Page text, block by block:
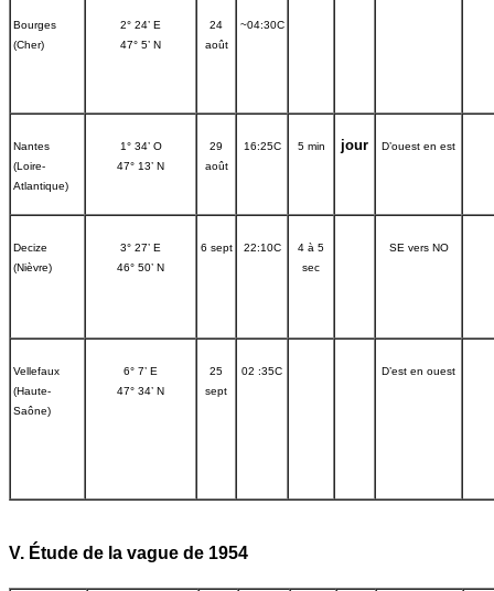
Bourges
(Cher)
2° 24’ E
47° 5’ N
24
août
~04:30C
Nantes
(Loire-
Atlantique)
1° 34’ O
47° 13’ N
29
août
16:25C 5 min jour D’ouest en est
Decize
(Nièvre)
3° 27’ E
46° 50’ N
6 sept 22:10C
4 à 5
sec
SE vers NO
Vellefaux
(Haute-
Saône)
6° 7’ E
47° 34’ N
25
sept
02 :35C D’est en ouest
V. Étude de la vague de 1954